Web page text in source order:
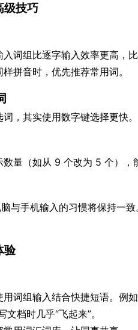
级技巧
词组比逐字输入效率更高，
拼音时，优先推荐常用词。
，其实使用数字键选择更快
量（如从 9 个改为 5 个），
与手机输入的习惯将保持一
验
词组输入结合快捷短语。例
档时几乎“飞起来”。